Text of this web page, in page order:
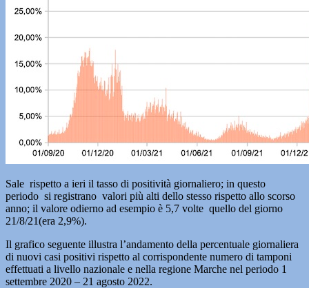
Sale rispetto a ieri il tasso di positività giornaliero; in questo
periodo si registrano valori più alti dello stesso rispetto allo scorso
anno; il valore odierno ad esempio è 5,7 volte quello del giorno
21/8/21(era 2,9%).
Il grafico seguente illustra l’andamento della percentuale giornaliera
di nuovi casi positivi rispetto al corrispondente numero di tamponi
effettuati a livello nazionale e nella regione Marche nel periodo 1
settembre 2020 – 21 agosto 2022.